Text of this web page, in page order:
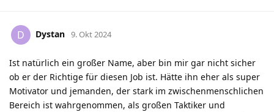
D Dystan 9. Okt 2024
Ist natürlich ein großer Name, aber bin mir gar nicht sicher
ob er der Richtige für diesen Job ist. Hätte ihn eher als super
Motivator und jemanden, der stark im zwischenmenschlichen
Bereich ist wahrgenommen, als großen Taktiker und